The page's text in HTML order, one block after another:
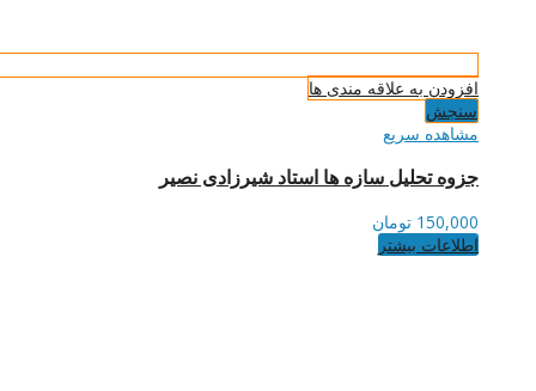
افزودن به علاقه مندی ها
سنجش
مشاهده سریع
جزوه تحلیل سازه ها استاد شیرزادی نصیر
150,000 تومان
اطلاعات بیشتر